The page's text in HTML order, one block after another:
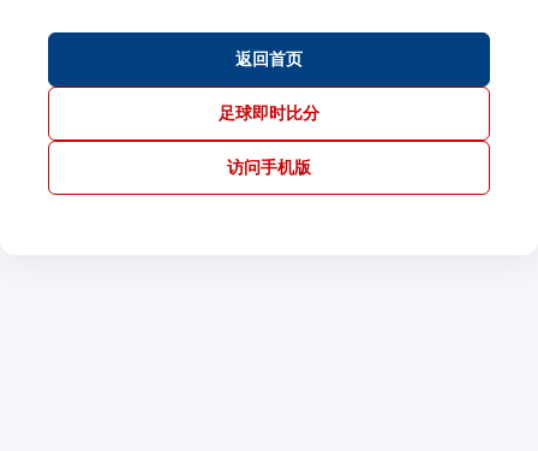
返回首页
足球即时比分
访问手机版